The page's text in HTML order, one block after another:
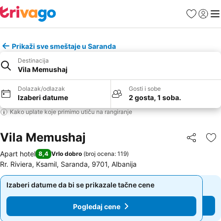
FavoritiPrijavi
Prikaži sve smeštaje u Saranda
Destinacija
Vila Memushaj
Dolazak/odlazak
Izaberi datume
Gosti i sobe
2 gosta, 1 soba.
Kako uplate koje primimo utiču na rangiranje
Vila Memushaj Deli
Apart hotel 8,4 Vrlo dobro (broj ocena: 119)
Rr. Riviera, Ksamil, Saranda, 9701, Albanija
Izaberi datume da bi se prikazale tačne cene
Pogledaj cene
Izaberi datume da bi se prikazale tačne cene
Pogledaj cene